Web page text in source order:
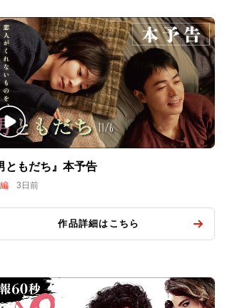
ともだち』本予告
3日前
作品詳細はこちら